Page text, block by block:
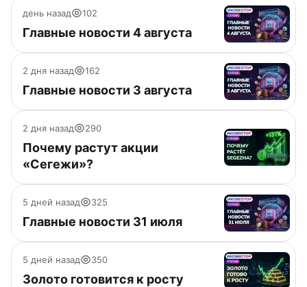
день назад 102
Главные новости 4 августа
2 дня назад 162
Главные новости 3 августа
2 дня назад 290
Почему растут акции
«Сегежи»?
5 дней назад 325
Главные новости 31 июля
5 дней назад 350
Золото готовится к росту